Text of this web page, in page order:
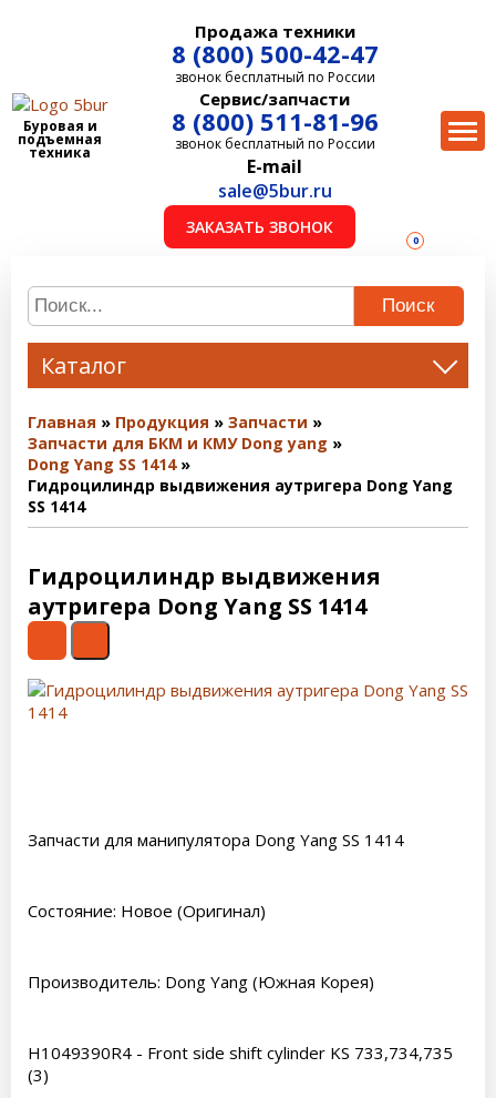
Буровая и
подъемная
техника
Продажа техники
8 (800) 500-42-47
звонок бесплатный по России
Сервис/запчасти
8 (800) 511-81-96
звонок бесплатный по России
E-mail
sale@5bur.ru
ЗАКАЗАТЬ ЗВОНОК
0
Поиск
Каталог
Главная Продукция
Запчасти
Запчасти для БКМ и КМУ Dong yang
Dong Yang SS 1414
Гидроцилиндр выдвижения аутригера Dong Yang
SS 1414
Гидроцилиндр выдвижения
аутригера Dong Yang SS 1414
Запчасти для манипулятора Dong Yang SS 1414
Состояние: Новое (Оригинал)
Производитель: Dong Yang (Южная Корея)
H1049390R4 - Front side shift cylinder KS 733,734,735
(3)